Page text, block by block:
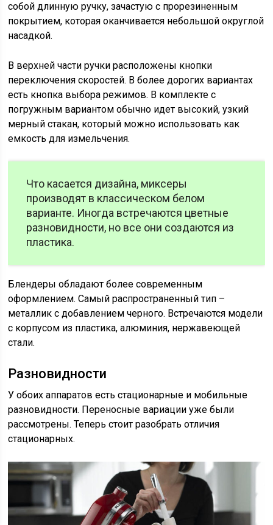
собой длинную ручку, зачастую с прорезиненным
покрытием, которая оканчивается небольшой округлой
насадкой.
В верхней части ручки расположены кнопки
переключения скоростей. В более дорогих вариантах
есть кнопка выбора режимов. В комплекте с
погружным вариантом обычно идет высокий, узкий
мерный стакан, который можно использовать как
емкость для измельчения.
Что касается дизайна, миксеры
производят в классическом белом
варианте. Иногда встречаются цветные
разновидности, но все они создаются из
пластика.
Блендеры обладают более современным
оформлением. Самый распространенный тип –
металлик с добавлением черного. Встречаются модели
с корпусом из пластика, алюминия, нержавеющей
стали.
Разновидности
У обоих аппаратов есть стационарные и мобильные
разновидности. Переносные вариации уже были
рассмотрены. Теперь стоит разобрать отличия
стационарных.